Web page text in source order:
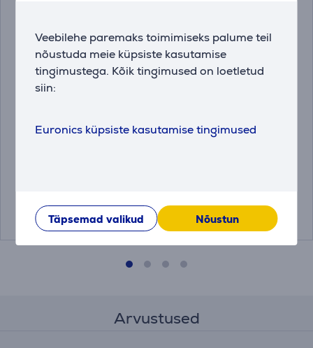
Veebilehe paremaks toimimiseks palume teil
nõustuda meie küpsiste kasutamise
tingimustega. Kõik tingimused on loetletud
siin:
Euronics küpsiste kasutamise tingimused
Täpsemad valikud Nõustun
Röster KitchenAid
299.99 €
339.99 €
Röster KitchenAid
Artisan
299.99 €
339.99 €
Arvustused